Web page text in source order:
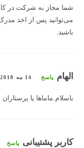
شما مجاز به شرکت در
می‌توانید پس از اخذ
باشید.
الهام پاسخ 14 مه 2018
باسلام.ماماها یا
کاربر پشتیبانی پاسخ